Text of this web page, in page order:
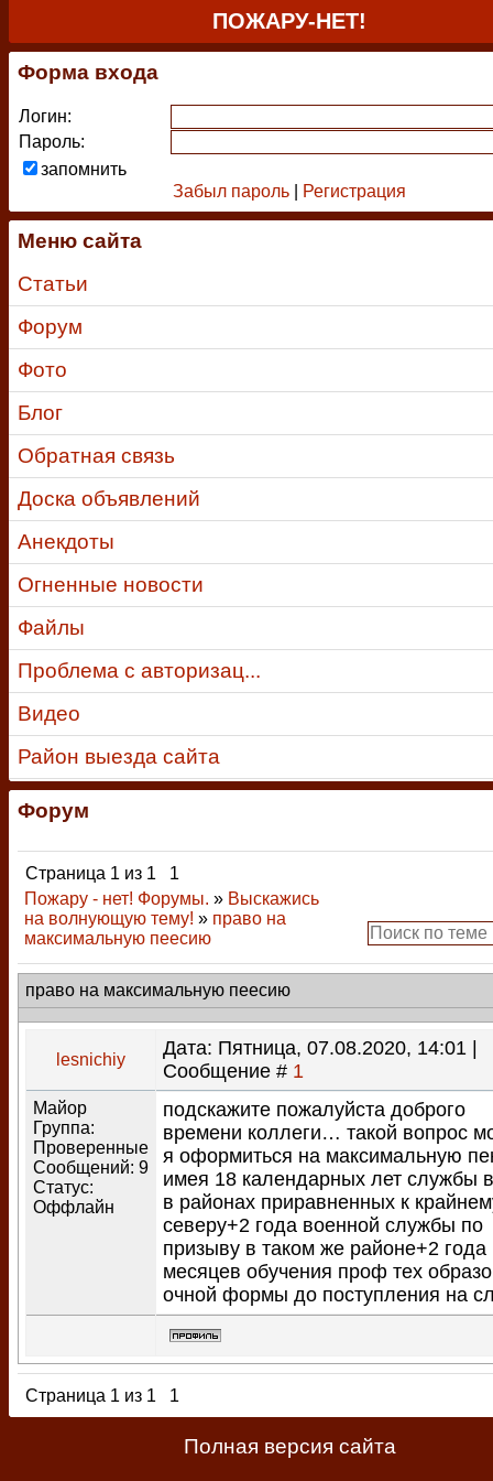
ПОЖАРУ-НЕТ!
Форма входа
Логин:
Пароль:
запомнить
Забыл пароль
Регистрация
Меню сайта
Статьи
Форум
Фото
Блог
Обратная связь
Доска объявлений
Анекдоты
Огненные новости
Файлы
Проблема с авторизац...
Видео
Район выезда сайта
Форум
Страница 1 из 1
1
Пожару - нет! Форумы. » Выскажись
на волнующую тему! » право на
максимальную пеесию
право на максимальную пеесию
lesnichiy
Дата: Пятница, 07.08.2020, 14:01 |
Сообщение # 1
Майор
Группа:
Проверенные
Сообщений: 9
Статус:
Оффлайн
подскажите пожалуйста доброго
времени коллеги… такой вопрос
я оформиться на максимальную
имея 18 календарных лет службы
в районах приравненных к
северу+2 года военной службы по
призыву в таком же районе+2 года
месяцев обучения проф тех
очной формы до поступления на
Страница 1 из 1 1
Полная версия сайта